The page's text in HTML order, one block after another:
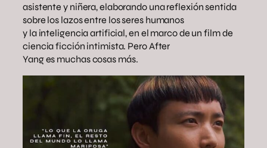
asistente y niñera, elaborando una reflexión sentida
sobre los lazos entre los seres humanos
y la inteligencia artificial, en el marco de un film de
ciencia ficción intimista. Pero After
Yang es muchas cosas más.